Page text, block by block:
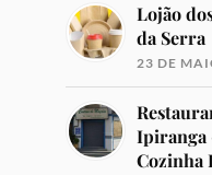
Lojão
da Serra
23 DE
Ipiranga
Cozinha